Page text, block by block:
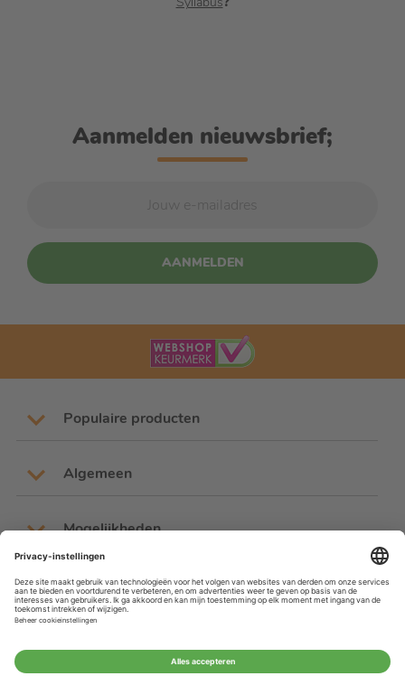
Aanmelden nieuwsbrief;
AANMELDEN
Populaire producten
Algemeen
Mogelijkheden
Mijn account